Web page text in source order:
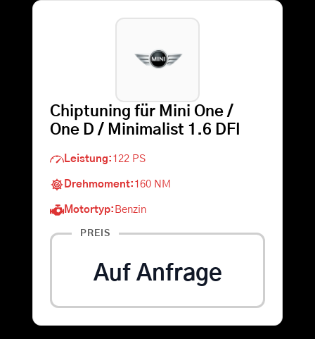
Chiptuning für Mini One /
One D / Minimalist 1.6 DFI
Leistung: 122 PS
Drehmoment: 160 NM
Motortyp: Benzin
PREIS
Auf Anfrage